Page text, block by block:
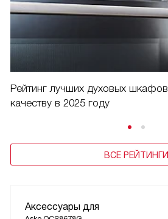
Рейтинг лучших духовых
качеству в 2025 году
ВСЕ РЕЙТИНГИ
Аксессуары для